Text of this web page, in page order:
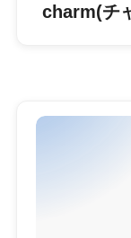
charm(チ